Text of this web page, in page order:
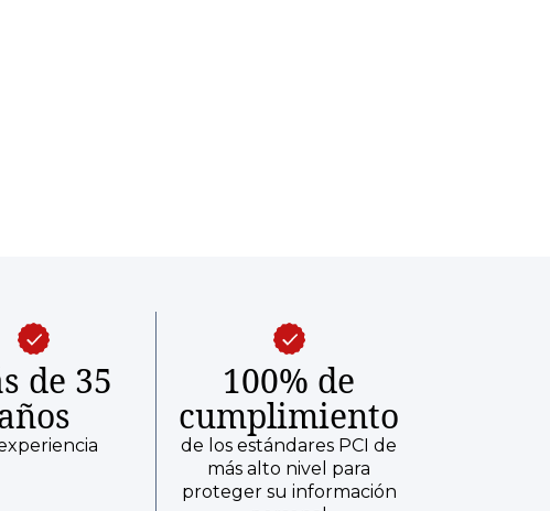
de 35 100% de
cumplimiento
de los estándares PCI de
más alto nivel para
proteger su información